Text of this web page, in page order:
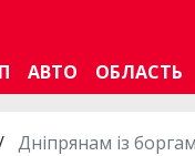
АВТО ОБЛАСТЬ
Дніпрянам із